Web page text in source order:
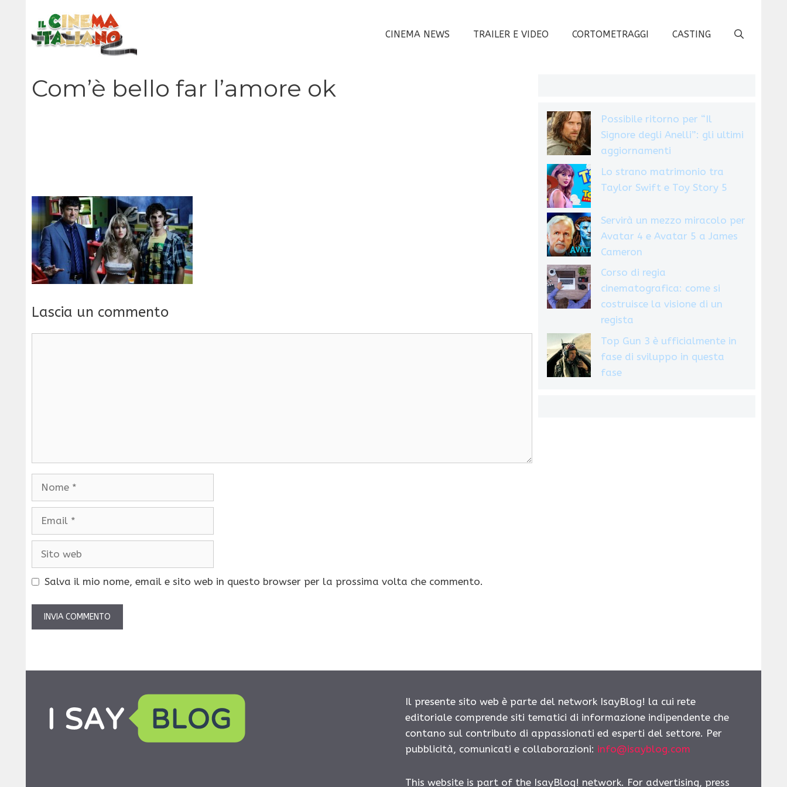
contenuto
CINEMA NEWS TRAILER E VIDEO CORTOMETRAGGI CASTING
Com’è bello far l’amore ok
Lascia un commento
Salva il mio nome, email e sito web in questo browser per la prossima volta che commento.
Possibile ritorno per “Il
Signore degli Anelli”: gli ultimi
aggiornamenti
Lo strano matrimonio tra
Taylor Swift e Toy Story 5
Servirà un mezzo miracolo per
Avatar 4 e Avatar 5 a James
Cameron
Corso di regia
cinematografica: come si
costruisce la visione di un
regista
Top Gun 3 è ufficialmente in
fase di sviluppo in questa
fase
Il presente sito web è parte del network IsayBlog! la cui rete
editoriale comprende siti tematici di informazione indipendente che
contano sul contributo di appassionati ed esperti del settore. Per
pubblicità, comunicati e collaborazioni: info@isayblog.com
This website is part of the IsayBlog! network. For advertising, press